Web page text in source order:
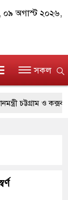
০৯ অগাস্ট
সকল
চট্টগ্রাম ও
রহমান